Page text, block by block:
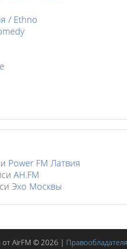
/ Ethno
Power FM Латвия
AH.FM
Эхо Москвы
от AirFM © 2026 |